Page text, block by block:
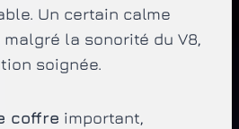
Un certain calme
la sonorité du V8,
soignée.
coffre important,